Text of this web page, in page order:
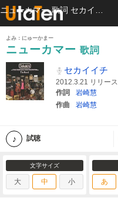
よみ：にゅーかまー
ニューカマー 歌詞
セカイイチ
2012.3.21 リリース
作詞
岩崎慧
作曲
岩崎慧
試聴
文字サイズ
大 中 小 あ